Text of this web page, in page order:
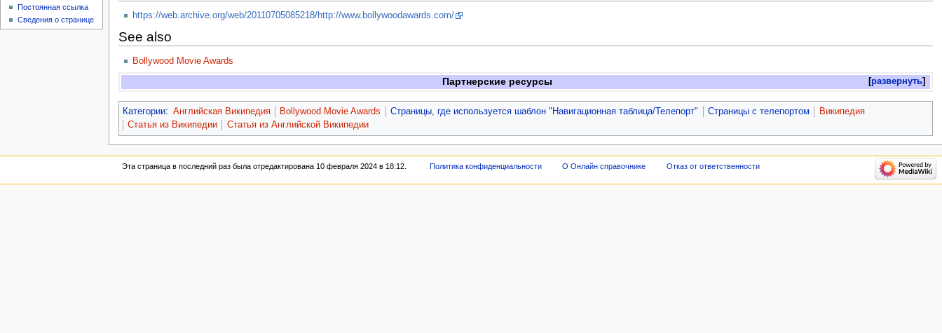
https://web.archive.org/web/20110705085218/http://www.bollywoodawards.com/
See also
Bollywood Movie Awards
развернуть
Партнерские ресурсы
Категории: Английская Википедия Bollywood Movie Awards Страницы, где используется шаблон "Навигационная таблица/Телепорт" Страницы с телепортом
Википедия
Статья из Википедии
Статья из Английской Википедии
Постоянная ссылка
Сведения о странице
Эта страница в последний раз была отредактирована 10 февраля 2024 в 18:12. Политика конфиденциальности О Онлайн справочнике Отказ от ответственности